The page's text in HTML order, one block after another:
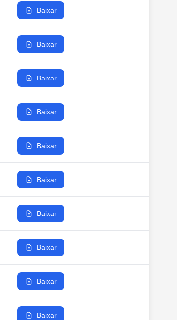
Baixar
Baixar
Baixar
Baixar
Baixar
Baixar
Baixar
Baixar
Baixar
Baixar